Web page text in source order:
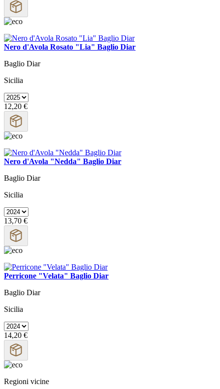
Nero d'Avola Rosato "Lia" Baglio Diar
Baglio Diar
Sicilia
12,20 €
Nero d'Avola "Nedda" Baglio Diar
Baglio Diar
Sicilia
13,70 €
Perricone "Velata" Baglio Diar
Baglio Diar
Sicilia
14,20 €
Regioni vicine